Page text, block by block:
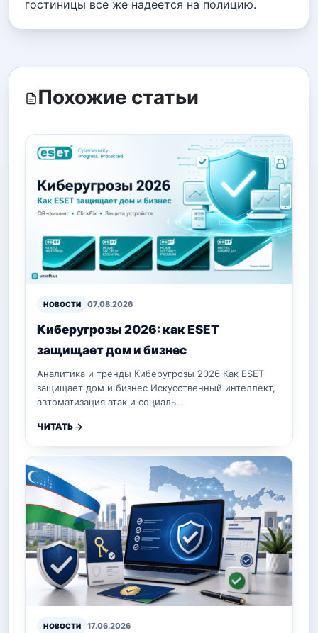
гостиницы все же надеется на полицию.
Похожие статьи
НОВОСТИ 07.08.2026
Киберугрозы 2026: как ESET
защищает дом и бизнес
Аналитика и тренды Киберугрозы 2026 Как ESET
защищает дом и бизнес Искусственный интеллект,
автоматизация атак и социаль…
ЧИТАТЬ
НОВОСТИ 17.06.2026